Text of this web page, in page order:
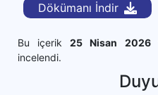
Dökümanı İndir
Bu içerik25 Nisan 2026
incelendi.